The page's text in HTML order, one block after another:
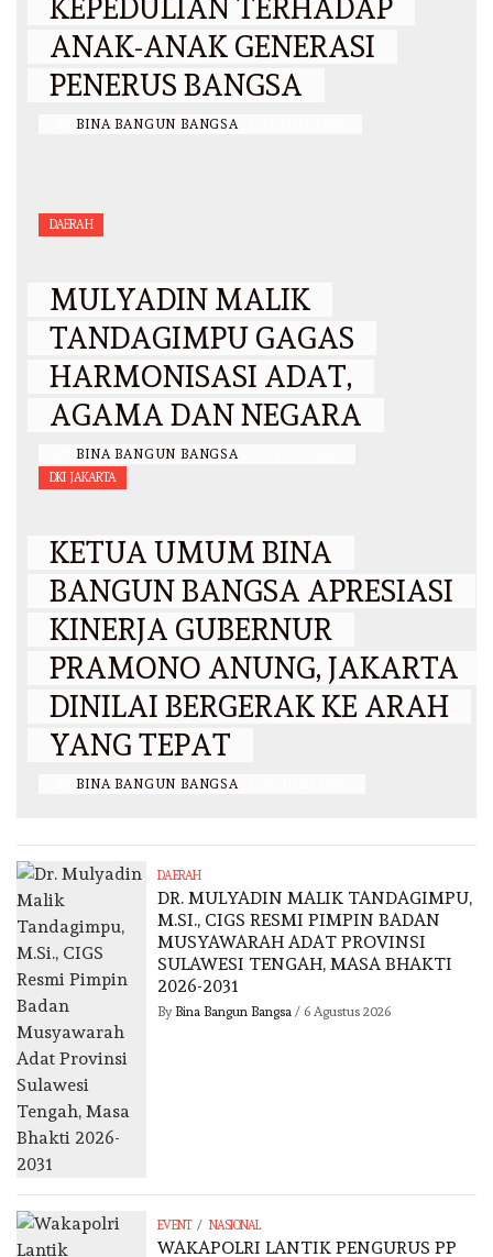
KEPEDULIAN TERHADAP
ANAK-ANAK GENERASI
PENERUS BANGSA
BINA BANGUN BANGSA
DAERAH
MULYADIN MALIK
TANDAGIMPU GAGAS
HARMONISASI ADAT,
AGAMA DAN NEGARA
BINA BANGUN BANGSA
DKI JAKARTA
KETUA UMUM BINA
BANGUN BANGSA APRESIASI
KINERJA GUBERNUR
PRAMONO ANUNG, JAKARTA
DINILAI BERGERAK KE ARAH
YANG TEPAT
BINA BANGUN BANGSA
DAERAH
DR. MULYADIN MALIK TANDAGIMPU,
M.SI., CIGS RESMI PIMPIN BADAN
MUSYAWARAH ADAT PROVINSI
SULAWESI TENGAH, MASA BHAKTI
2026-2031
By Bina Bangun Bangsa/ 6 Agustus 2026
EVENT / NASIONAL
WAKAPOLRI LANTIK PENGURUS PP